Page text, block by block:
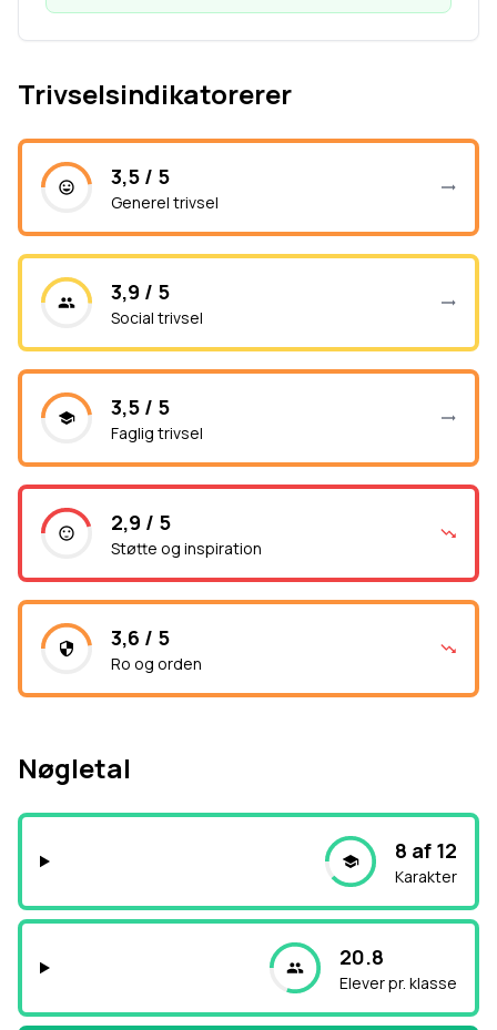
Trivselsindikatorerer
3,5 / 5
Generel trivsel
3,9 / 5
Social trivsel
3,5 / 5
Faglig trivsel
2,9 / 5
Støtte og inspiration
3,6 / 5
Ro og orden
Nøgletal
8 af 12
Karakter
20.8
Elever pr. klasse